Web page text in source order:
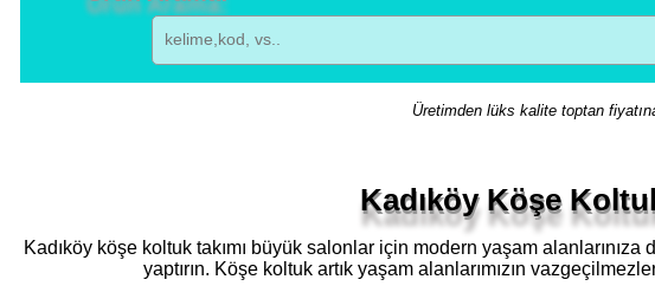
Üretimden lüks kalite toptan
Kadıköy Köşe
Kadıköy köşe koltuk takımı büyük salonlar için modern yaşam
yaptırın. Köşe koltuk artık yaşam alanlarımızın